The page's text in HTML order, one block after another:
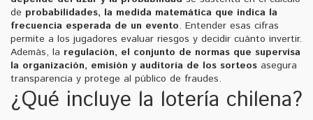
de probabilidades, la medida matemática que indica la
frecuencia esperada de un evento. Entender esas cifras
permite a los jugadores evaluar riesgos y decidir cuánto invertir.
Además, la regulación, el conjunto de normas que supervisa
la organización, emisión y auditoría de los sorteos asegura
transparencia y protege al público de fraudes.
¿Qué incluye la lotería chilena?